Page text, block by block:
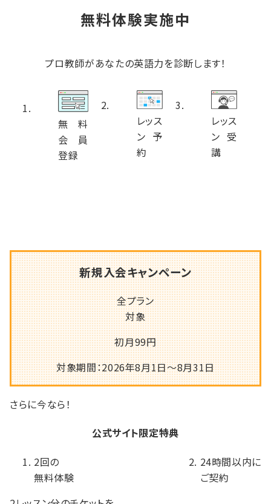
無料体験実施中
プロ教師があなたの英語力を診断します！
無料
会員
登録
レッス
ン予
約
レッス
ン受
講
新規入会キャンペーン
全プラン
対象
初月99円
対象期間：2026年8月1日～8月31日
さらに今なら！
公式サイト限定特典
2回の
無料体験
24時間以内に
ご契約